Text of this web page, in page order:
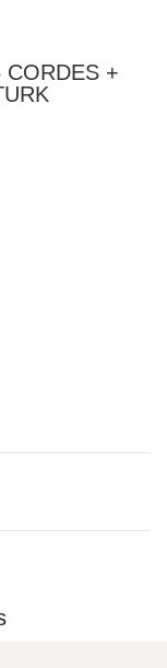
CORDES +